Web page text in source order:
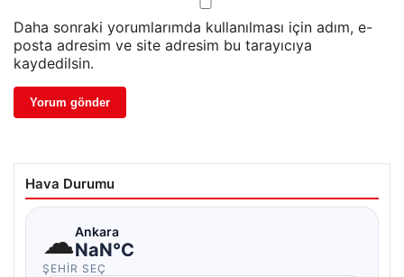
Daha sonraki yorumlarımda kullanılması için adım, e-
posta adresim ve site adresim bu tarayıcıya
kaydedilsin.
Hava Durumu
☁Ankara
NaN°C
ŞEHIR SEÇ